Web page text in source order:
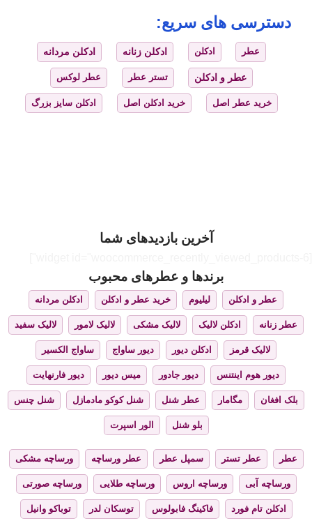
دسترسی های سریع:
عطر ادکلن ادکلن زنانه ادکلن مردانه
عطر و ادکلن تستر عطر عطر لوکس
خرید عطر اصل خرید ادکلن اصل ادکلن سایز بزرگ
آخرین بازدیدهای شما
برندها و عطرهای محبوب
عطر و ادکلن لیلیوم خرید عطر و ادکلن ادکلن مردانه
عطر زنانه ادکلن لالیک لالیک مشکی لالیک لامور لالیک سفید
لالیک قرمز ادکلن دیور دیور ساواج ساواج الکسیر
دیور هوم اینتنس دیور جادور میس دیور دیور فارنهایت
بلک افغان مگامار عطر شنل شنل کوکو مادمازل شنل چنس
بلو شنل الور اسپرت
عطر عطر تستر سمپل عطر عطر ورساچه ورساچه مشکی
ورساچه آبی ورساچه اروس ورساچه طلایی ورساچه صورتی
ادکلن تام فورد فاکینگ فابولوس توسکان لدر توباکو وانیل